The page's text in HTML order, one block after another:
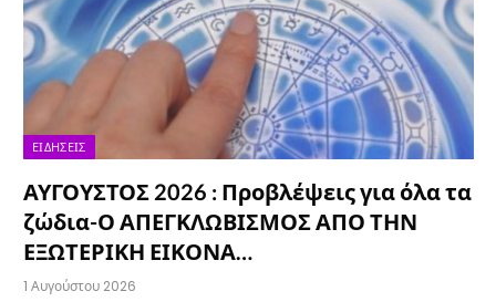
ΕΙΔΉΣΕΙΣ
ΑΥΓΟΥΣΤΟΣ 2026 : Προβλέψεις για όλα τα
ζώδια-Ο ΑΠΕΓΚΛΩΒΙΣΜΟΣ ΑΠΟ ΤΗΝ
ΕΞΩΤΕΡΙΚΗ ΕΙΚΟΝΑ…
1 Αυγούστου 2026